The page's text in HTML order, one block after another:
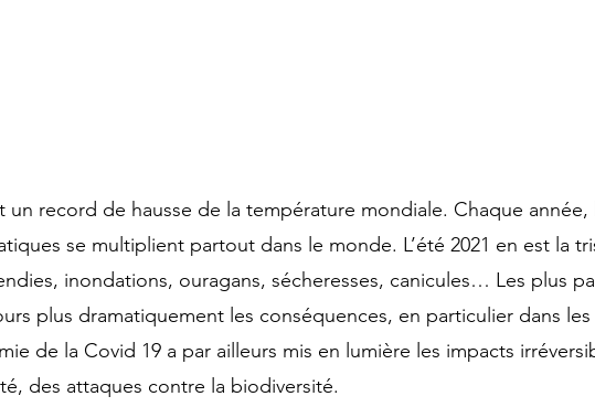
un record de hausse de la température mondiale. Chaque année,
se multiplient partout dans le monde. L’été 2021 en est la
inondations, ouragans, sécheresses, canicules… Les plus
plus dramatiquement les conséquences, en particulier dans les
de la Covid 19 a par ailleurs mis en lumière les impacts
des attaques contre la biodiversité.